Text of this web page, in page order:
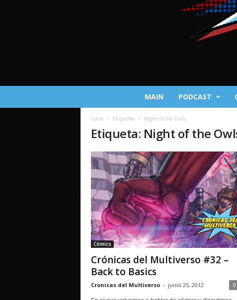
MAIN PODCAST
Inicio Etiquetas Night of the Owls
Etiqueta: Night of the
Cómics
Crónicas del Multiverso #32 –
Back to Basics
Cronicas del Multiverso - junio 25, 2012 0